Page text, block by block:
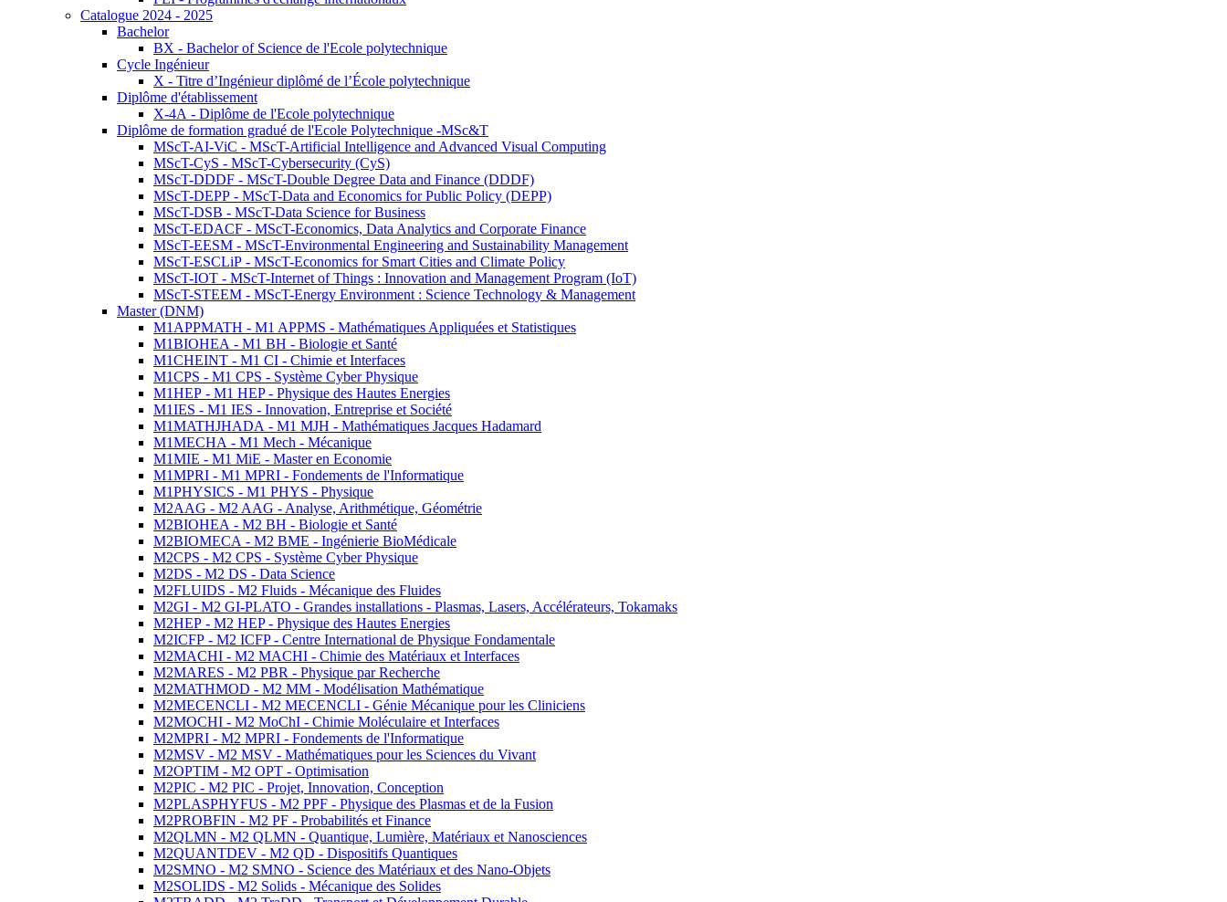
Catalogue 2024 - 2025
Bachelor
BX - Bachelor of Science de l'Ecole polytechnique
Cycle Ingénieur
X - Titre d’Ingénieur diplômé de l’École polytechnique
Diplôme d'établissement
X-4A - Diplôme de l'Ecole polytechnique
Diplôme de formation gradué de l'Ecole Polytechnique -MSc&T
MScT-AI-ViC - MScT-Artificial Intelligence and Advanced Visual Computing
MScT-CyS - MScT-Cybersecurity (CyS)
MScT-DDDF - MScT-Double Degree Data and Finance (DDDF)
MScT-DEPP - MScT-Data and Economics for Public Policy (DEPP)
MScT-DSB - MScT-Data Science for Business
MScT-EDACF - MScT-Economics, Data Analytics and Corporate Finance
MScT-EESM - MScT-Environmental Engineering and Sustainability Management
MScT-ESCLiP - MScT-Economics for Smart Cities and Climate Policy
MScT-IOT - MScT-Internet of Things : Innovation and Management Program (IoT)
MScT-STEEM - MScT-Energy Environment : Science Technology & Management
Master (DNM)
M1APPMATH - M1 APPMS - Mathématiques Appliquées et Statistiques
M1BIOHEA - M1 BH - Biologie et Santé
M1CHEINT - M1 CI - Chimie et Interfaces
M1CPS - M1 CPS - Système Cyber Physique
M1HEP - M1 HEP - Physique des Hautes Energies
M1IES - M1 IES - Innovation, Entreprise et Société
M1MATHJHADA - M1 MJH - Mathématiques Jacques Hadamard
M1MECHA - M1 Mech - Mécanique
M1MIE - M1 MiE - Master en Economie
M1MPRI - M1 MPRI - Fondements de l'Informatique
M1PHYSICS - M1 PHYS - Physique
M2AAG - M2 AAG - Analyse, Arithmétique, Géométrie
M2BIOHEA - M2 BH - Biologie et Santé
M2BIOMECA - M2 BME - Ingénierie BioMédicale
M2CPS - M2 CPS - Système Cyber Physique
M2DS - M2 DS - Data Science
M2FLUIDS - M2 Fluids - Mécanique des Fluides
M2GI - M2 GI-PLATO - Grandes installations - Plasmas, Lasers, Accélérateurs, Tokamaks
M2HEP - M2 HEP - Physique des Hautes Energies
M2ICFP - M2 ICFP - Centre International de Physique Fondamentale
M2MACHI - M2 MACHI - Chimie des Matériaux et Interfaces
M2MARES - M2 PBR - Physique par Recherche
M2MATHMOD - M2 MM - Modélisation Mathématique
M2MECENCLI - M2 MECENCLI - Génie Mécanique pour les Cliniciens
M2MOCHI - M2 MoChI - Chimie Moléculaire et Interfaces
M2MPRI - M2 MPRI - Fondements de l'Informatique
M2MSV - M2 MSV - Mathématiques pour les Sciences du Vivant
M2OPTIM - M2 OPT - Optimisation
M2PIC - M2 PIC - Projet, Innovation, Conception
M2PLASPHYFUS - M2 PPF - Physique des Plasmas et de la Fusion
M2PROBFIN - M2 PF - Probabilités et Finance
M2QLMN - M2 QLMN - Quantique, Lumière, Matériaux et Nanosciences
M2QUANTDEV - M2 QD - Dispositifs Quantiques
M2SMNO - M2 SMNO - Science des Matériaux et des Nano-Objets
M2SOLIDS - M2 Solids - Mécanique des Solides